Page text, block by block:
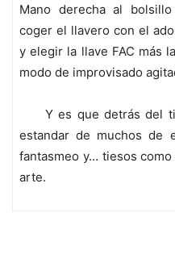
Mano derecha al
coger el llavero con el
y elegir la llave FAC más
modo de improvisado
Y es que detrás del
estandar de muchos de
fantasmeo y… tiesos
arte.